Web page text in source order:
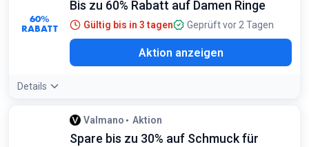
60%
RABATT
Bis zu 60% Rabatt auf Damen Ringe
Gültig bis in 3 tagen Geprüft vor 2 Tagen
Aktion anzeigen
Details
Valmano Aktion
Spare bis zu 30% auf Schmuck für